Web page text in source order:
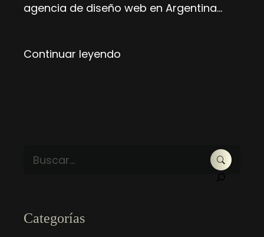
agencia de diseño web en Argentina…
Continuar leyendo
Categorías